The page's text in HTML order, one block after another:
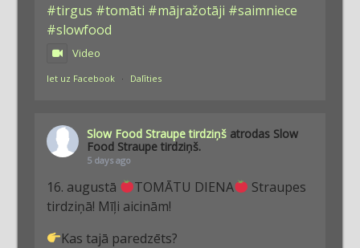
#tirgus #tomāti #mājražotāji #saimniece
#slowfood
Video
Iet uz Facebook · Dalīties
Slow Food Straupe tirdziņš atrodas Slow
Food Straupe tirdziņš.
5 days ago
16. augustā TOMĀTU DIENA
Straupes
tirdziņā! Mīļi aicinām!
Kas tajā paredzēts?